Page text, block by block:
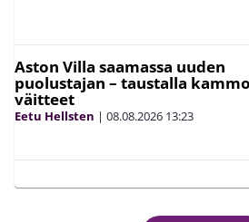
Aston Villa saamassa uuden
puolustajan – taustalla
väitteet
Eetu Hellsten | 08.08.2026 13:23